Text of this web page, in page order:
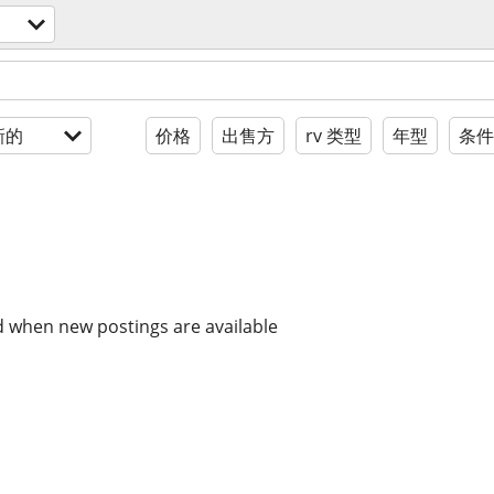
的 价格 出售方 rv 类型 年型 条件
new postings are available